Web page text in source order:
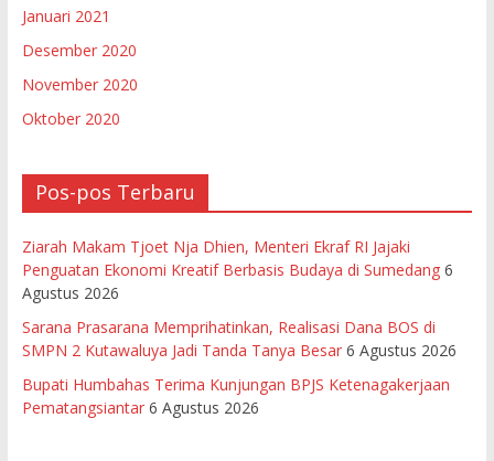
Januari 2021
Desember 2020
November 2020
Oktober 2020
Pos-pos Terbaru
Ziarah Makam Tjoet Nja Dhien, Menteri Ekraf RI Jajaki
Penguatan Ekonomi Kreatif Berbasis Budaya di Sumedang 6
Agustus 2026
Sarana Prasarana Memprihatinkan, Realisasi Dana BOS di
SMPN 2 Kutawaluya Jadi Tanda Tanya Besar 6 Agustus 2026
Bupati Humbahas Terima Kunjungan BPJS Ketenagakerjaan
Pematangsiantar 6 Agustus 2026